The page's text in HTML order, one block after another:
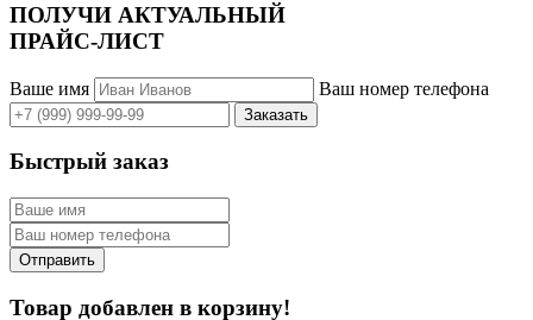
ПОЛУЧИ АКТУАЛЬНЫЙ
ПРАЙС-ЛИСТ
Ваше имя Ваш номер телефона
Быстрый заказ
Товар добавлен в корзину!